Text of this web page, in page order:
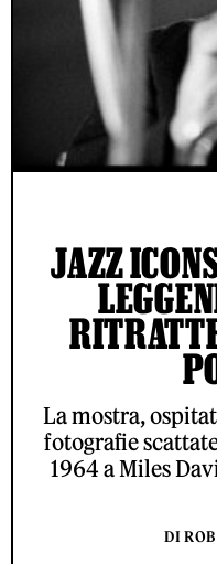
JAZZ
La mostra,
fotografie
1964 a Miles
DI